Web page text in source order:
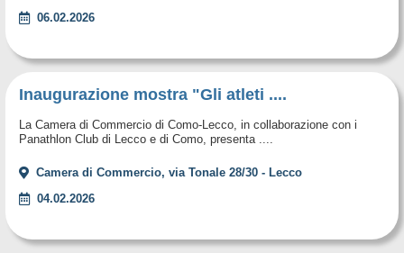
06.02.2026
Inaugurazione mostra "Gli atleti ....
La Camera di Commercio di Como-Lecco, in collaborazione con i
Panathlon Club di Lecco e di Como, presenta ....
Camera di Commercio, via Tonale 28/30 - Lecco
04.02.2026